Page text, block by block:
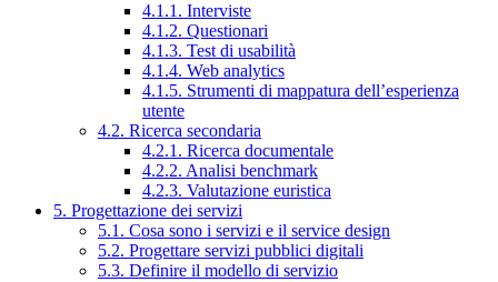
4.1.1. Interviste
4.1.2. Questionari
4.1.3. Test di usabilità
4.1.4. Web analytics
4.1.5. Strumenti di mappatura dell’esperienza
utente
4.2. Ricerca secondaria
4.2.1. Ricerca documentale
4.2.2. Analisi benchmark
4.2.3. Valutazione euristica
5. Progettazione dei servizi
5.1. Cosa sono i servizi e il service design
5.2. Progettare servizi pubblici digitali
5.3. Definire il modello di servizio